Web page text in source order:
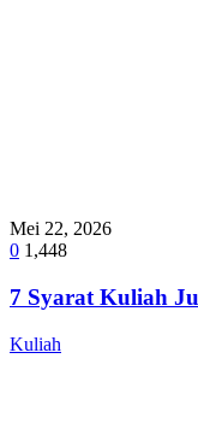
Mei 22, 2026
0 1,448
7 Syarat Kuliah
Kuliah